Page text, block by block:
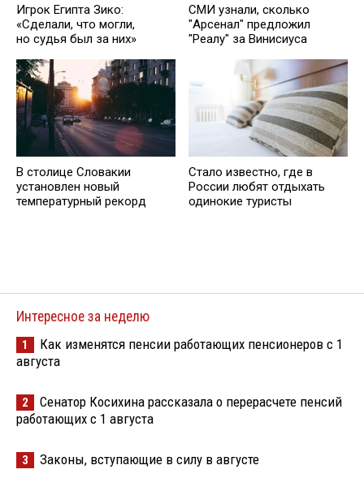
Игрок Египта Зико:
«Сделали, что могли,
но судья был за них»
СМИ узнали, сколько
"Арсенал" предложил
"Реалу" за Винисиуса
В столице Словакии
установлен новый
температурный рекорд
Стало известно, где в
России любят отдыхать
одинокие туристы
Интересное за неделю
1
Как изменятся пенсии работающих пенсионеров с 1
августа
2
Сенатор Косихина рассказала о перерасчете пенсий
работающих с 1 августа
3 Законы, вступающие в силу в августе